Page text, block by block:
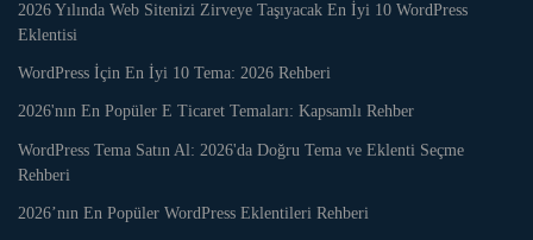
2026 Yılında Web Sitenizi Zirveye Taşıyacak En İyi 10 WordPress
Eklentisi
WordPress İçin En İyi 10 Tema: 2026 Rehberi
2026'nın En Popüler E Ticaret Temaları: Kapsamlı Rehber
WordPress Tema Satın Al: 2026'da Doğru Tema ve Eklenti Seçme
Rehberi
2026’nın En Popüler WordPress Eklentileri Rehberi